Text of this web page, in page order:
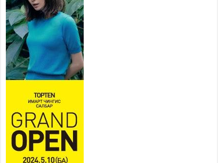
ИРГЭД, АЖ АХУЙН НЭГЖИЙН
АЧААГ ХЭРХЭН ХӨНГӨЛСНӨӨР ДҮГНЭНЭ
2026 оны 7 сар 21 / 10 цаг 09 минут
Байнгын хорооны дарга
М.Мандхай Цөлжилттэй
тэмцэх тухай НҮБ-ын
конвенцын талуудын 17 дугаар
бага хурал (СОР17)-ын бэлтгэл ажлын явцтай
танилцлаа
2026 оны 7 сар 21 / 10 цаг 03 минут
Б.Пүрэвдагва: Бүтээн байгуулалтын аливаа
ажил инженерийн хангамжийн байгууллагуудын
уялдаа холбоогүйгээс саатах ёсгүй
2026 оны 7 сар 20 / 17 цаг 21 минут
“Сэлбэ 20 минутын хот” төслийн анхны 12
давхар барилгын үндсэн карказ, цутгалтын ажил